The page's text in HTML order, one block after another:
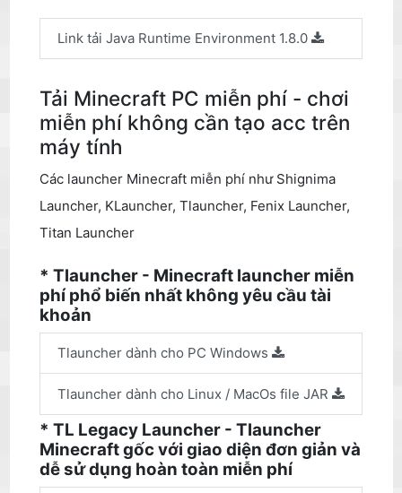
Link tải Java Runtime Environment 1.8.0
Tải Minecraft PC miễn phí - chơi
miễn phí không cần tạo acc trên
máy tính
Các launcher Minecraft miễn phí như Shignima
Launcher, KLauncher, Tlauncher, Fenix Launcher,
Titan Launcher
* Tlauncher - Minecraft launcher miễn
phí phổ biến nhất không yêu cầu tài
khoản
Tlauncher dành cho PC Windows
Tlauncher dành cho Linux / MacOs file JAR
* TL Legacy Launcher - Tlauncher
Minecraft gốc với giao diện đơn giản và
dễ sử dụng hoàn toàn miễn phí